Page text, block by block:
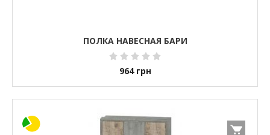
ПОЛКА НАВЕСНАЯ БАРИ
964 грн